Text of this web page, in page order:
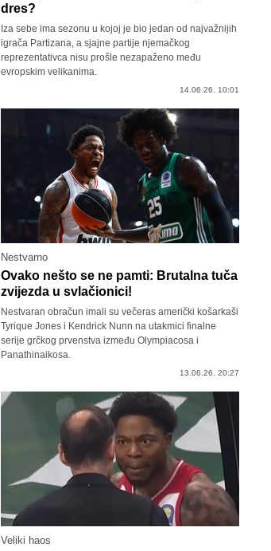
dres?
Iza sebe ima sezonu u kojoj je bio jedan od najvažnijih
igrača Partizana, a sjajne partije njemačkog
reprezentativca nisu prošle nezapaženo među
evropskim velikanima.
14.06.26. 10:01
Nestvarno
Ovako nešto se ne pamti: Brutalna tuča
zvijezda u svlačionici!
Nestvaran obračun imali su večeras američki košarkaši
Tyrique Jones i Kendrick Nunn na utakmici finalne
serije grčkog prvenstva između Olympiacosa i
Panathinaikosa.
13.06.26. 20:27
Veliki haos